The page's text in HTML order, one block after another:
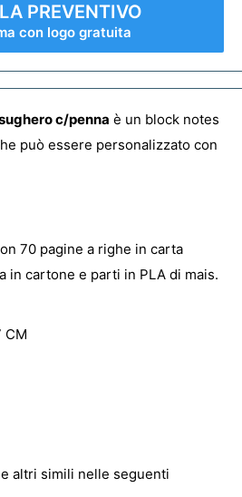
PREVENTIVO
con logo gratuita
c/penna è un block notes
può essere personalizzato con
70 pagine a righe in carta
in cartone e parti in PLA di mais.
CM
altri simili nelle seguenti